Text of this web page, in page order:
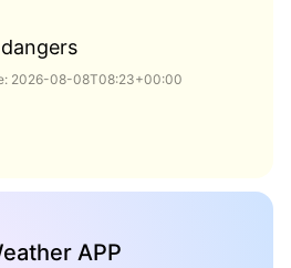
2026-08-08T08:23+00:00
APP